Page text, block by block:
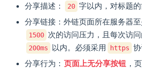
分享描述：
20 字以内，对标题的
分享链接：外链页面所在服务器
1500 次的访问压力，且每次访
200ms 以内。必须采用 https 协
分享行为： 页面上无分享按钮 ，